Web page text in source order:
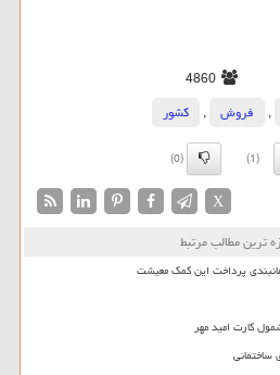
4860
, فروش ,
كشور
(1)
(0)
X
ترین مطالب مرتبط
پرداخت این کمک معیشت